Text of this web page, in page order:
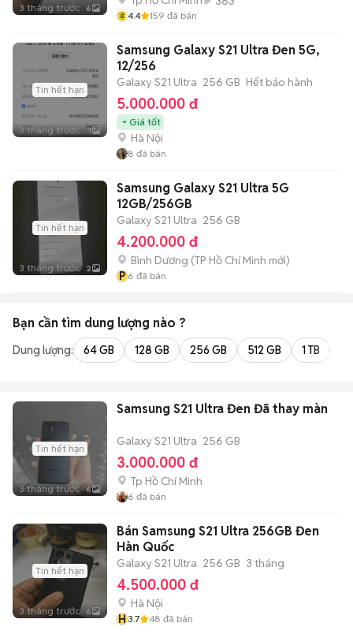
3 tháng trước 6
4.4 159 đã bán
Tin hết hạn
3 tháng trước 1
Samsung Galaxy S21 Ultra Đen 5G,
12/256
Galaxy S21 Ultra 256 GB Hết bảo hành
5.000.000 đ
Giá tốt
Hà Nội
8 đã bán
Tin hết hạn
3 tháng trước 2
Samsung Galaxy S21 Ultra 5G
12GB/256GB
Galaxy S21 Ultra 256 GB
4.200.000 đ
Bình Dương (TP Hồ Chí Minh mới)
P 6 đã bán
Bạn cần tìm dung lượng nào ?
Dung lượng: 64 GB 128 GB 256 GB 512 GB 1 TB
Tin hết hạn
3 tháng trước 6
Samsung S21 Ultra Đen Đã thay màn
Galaxy S21 Ultra 256 GB
3.000.000 đ
Tp Hồ Chí Minh
6 đã bán
Tin hết hạn
3 tháng trước 6
Bán Samsung S21 Ultra 256GB Đen
Hàn Quốc
Galaxy S21 Ultra 256 GB 3 tháng
4.500.000 đ
Hà Nội
H3.7 48 đã bán